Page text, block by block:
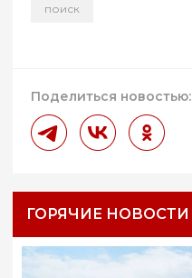
поиск
Поделиться новостью:
ГОРЯЧИЕ НОВОСТИ